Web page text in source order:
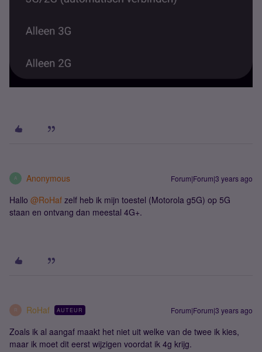
A Anonymous Forum|Forum|3 years ago
Hallo @RoHaf zelf heb ik mijn toestel (Motorola g5G) op 5G
staan en ontvang dan meestal 4G+.
R RoHaf AUTEUR Forum|Forum|3 years ago
Zoals ik al aangaf maakt het niet uit welke van de twee ik kies,
maar ik moet dit eerst wijzigen voordat ik 4g krijg.